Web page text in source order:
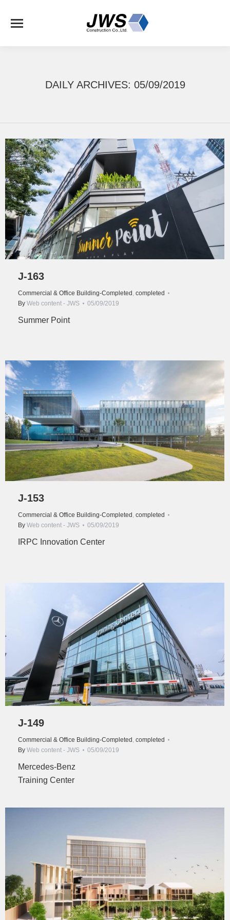
DAILY ARCHIVES: 05/09/2019
J-163
Commercial & Office Building-Completed, completed
By Web content - JWS 05/09/2019
Summer Point
J-153
Commercial & Office Building-Completed, completed
By Web content - JWS 05/09/2019
IRPC Innovation Center
J-149
Commercial & Office Building-Completed , completed
By Web content - JWS 05/09/2019
Mercedes-Benz
Training Center